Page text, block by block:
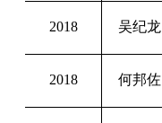
2018 吴纪龙
2018 何邦佐